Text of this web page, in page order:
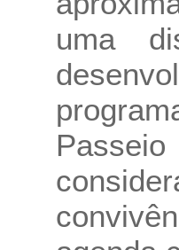
uma
Passeio